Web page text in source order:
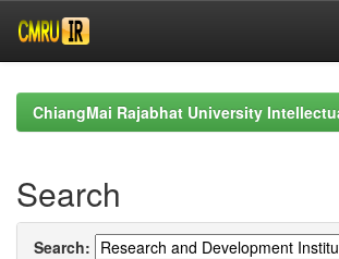
navigationChiangMai Rajabhat University
Search
Search: